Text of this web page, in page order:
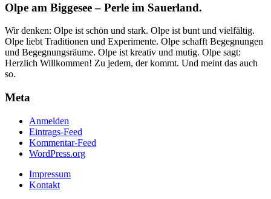
Olpe am Biggesee – Perle im Sauerland.
Wir denken: Olpe ist schön und stark. Olpe ist bunt und vielfältig.
Olpe liebt Traditionen und Experimente. Olpe schafft Begegnungen
und Begegnungsräume. Olpe ist kreativ und mutig. Olpe sagt:
Herzlich Willkommen! Zu jedem, der kommt. Und meint das auch
so.
Meta
Anmelden
Eintrags-Feed
Kommentar-Feed
WordPress.org
Impressum
Kontakt